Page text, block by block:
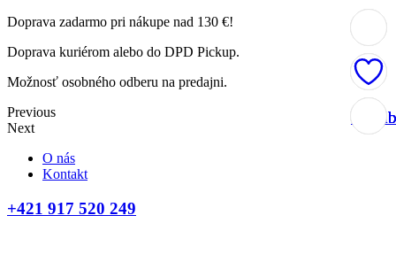
Doprava zadarmo pri nákupe nad 130 €!
Doprava kuriérom alebo do DPD Pickup.
Možnosť osobného odberu na predajni.
Previous
Next
O nás
Kontakt
+421 917 520 249